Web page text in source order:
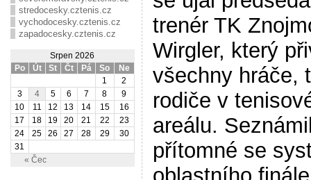
stredocesky.cztenis.cz
vychodocesky.cztenis.cz
zapadocesky.cztenis.cz
Srpen 2026
Po
Út St Čt Pá So Ne
« Čec
1
2
3
4 5 6 7 8
9
10
11 12 13 14 15
16
17
18 19 20 21 22
23
24
25 26 27 28 29
30
31
trenér TK
Wirgler, který
všechny hráče,
rodiče v
areálu.
přítomné se